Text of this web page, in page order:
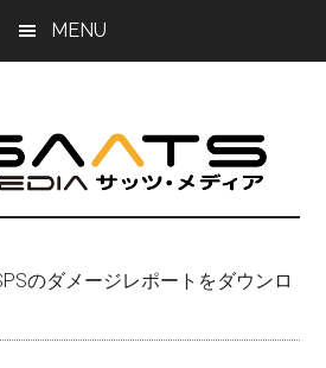
MENU
のダメージレポートをダウンロ